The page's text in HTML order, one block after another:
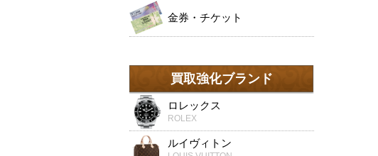
金券・チケット
買取強化ブランド
ロレックス
ROLEX
ルイヴィトン